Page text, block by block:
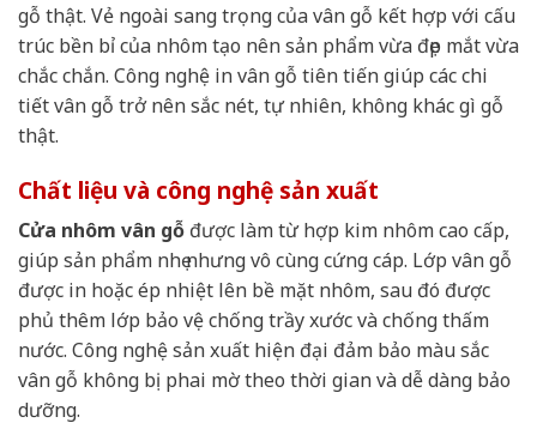
gỗ thật. Vẻ ngoài sang trọng của vân gỗ kết hợp với cấu
trúc bền bỉ của nhôm tạo nên sản phẩm vừa đẹp mắt vừa
chắc chắn. Công nghệ in vân gỗ tiên tiến giúp các chi
tiết vân gỗ trở nên sắc nét, tự nhiên, không khác gì gỗ
thật.
Chất liệu và công nghệ sản xuất
Cửa nhôm vân gỗ được làm từ hợp kim nhôm cao cấp,
giúp sản phẩm nhẹ nhưng vô cùng cứng cáp. Lớp vân gỗ
được in hoặc ép nhiệt lên bề mặt nhôm, sau đó được
phủ thêm lớp bảo vệ chống trầy xước và chống thấm
nước. Công nghệ sản xuất hiện đại đảm bảo màu sắc
vân gỗ không bị phai mờ theo thời gian và dễ dàng bảo
dưỡng.